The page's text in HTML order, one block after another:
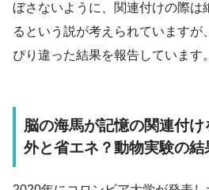
ぼさないように、関連付けの際は
るという説が考えられていますが
ぴり違った結果を報告しています。
脳の海馬が記憶の関連付
外と省エネ？動物実験の結